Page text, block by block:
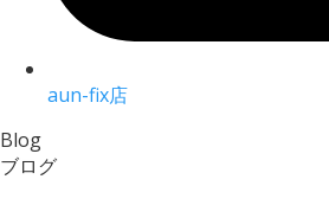
aun-fix店
Blog
ブログ